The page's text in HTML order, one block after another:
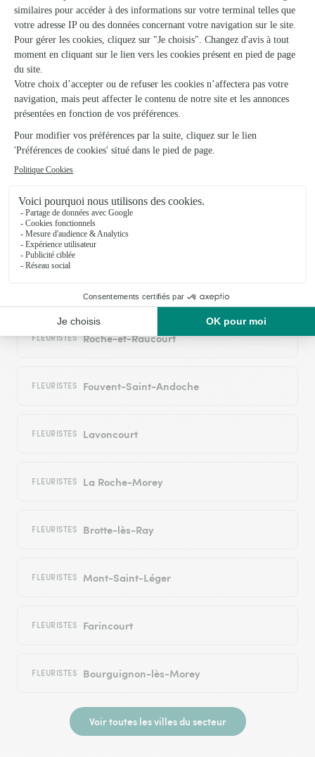
Livraison de fleurs à Francourt et autour :
les villes proches couvertes par le réseau
Interflora
FLEURISTES Renaucourt
Villers-Vaudey
FLEURISTES Volon
Fleurey-lès-Lavoncourt
FLEURISTES Roche-et-Raucourt
FLEURISTES Fouvent-Saint-Andoche
FLEURISTES Lavoncourt
FLEURISTES La Roche-Morey
FLEURISTES Brotte-lès-Ray
FLEURISTES Mont-Saint-Léger
FLEURISTES Farincourt
FLEURISTES Bourguignon-lès-Morey
Voir toutes les villes du secteur